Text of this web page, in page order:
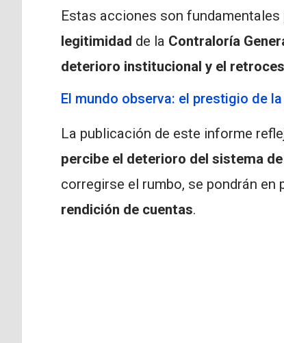
Estas acciones son fundamentales
legitimidad de la Contraloría
deterioro institucional y el
El mundo observa: el prestigio de la
La publicación de este informe
percibe el deterioro del sistema
corregirse el rumbo, se pondrán en
rendición de cuentas.